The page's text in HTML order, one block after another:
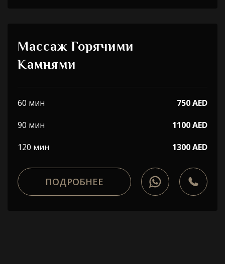
Массаж Горячими
Камнями
60 мин
750 AED
90 мин
1100 AED
120 мин
1300 AED
ПОДРОБНЕЕ